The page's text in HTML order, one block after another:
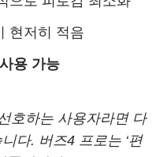
현저히 적음
용 가능
호하는 사용자라면 다
다. 버즈4 프로는 ‘편